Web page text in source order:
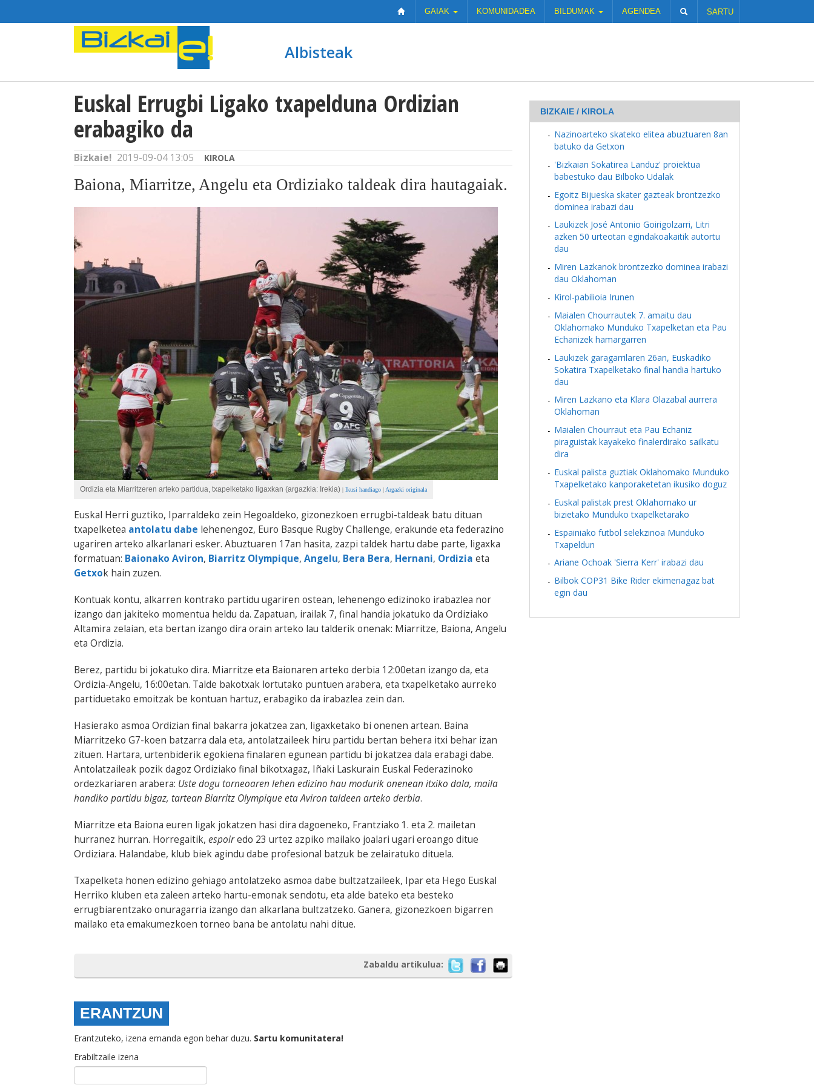
GAIAK KOMUNIDADEA BILDUMAK AGENDEA SARTU
Albisteak
Euskal Errugbi Ligako txapelduna Ordizian
erabagiko da
Bizkaie! 2019-09-04 13:05 KIROLA
Baiona, Miarritze, Angelu eta Ordiziako taldeak dira hautagaiak.
Ordizia eta Miarritzeren arteko partidua, txapelketako ligaxkan (argazkia: Irekia) | Ikusi handiago | Argazki originala
Euskal Herri guztiko, Iparraldeko zein Hegoaldeko, gizonezkoen errugbi-taldeak batu dituan
txapelketea antolatu dabe lehenengoz, Euro Basque Rugby Challenge, erakunde eta federazino
ugariren arteko alkarlanari esker. Abuztuaren 17an hasita, zazpi taldek hartu dabe parte, ligaxka
formatuan: Baionako Aviron, Biarritz Olympique, Angelu, Bera Bera, Hernani, Ordizia eta
Getxok hain zuzen.
Kontuak kontu, alkarren kontrako partidu ugariren ostean, lehenengo edizinoko irabazlea nor
izango dan jakiteko momentua heldu da. Zapatuan, irailak 7, final handia jokatuko da Ordiziako
Altamira zelaian, eta bertan izango dira orain arteko lau talderik onenak: Miarritze, Baiona, Angelu
eta Ordizia.
Berez, partidu bi jokatuko dira. Miarritze eta Baionaren arteko derbia 12:00etan izango da, eta
Ordizia-Angelu, 16:00etan. Talde bakotxak lortutako puntuen arabera, eta txapelketako aurreko
partiduetako emoitzak be kontuan hartuz, erabagiko da irabazlea zein dan.
Hasierako asmoa Ordizian final bakarra jokatzea zan, ligaxketako bi onenen artean. Baina
Miarritzeko G7-koen batzarra dala eta, antolatzaileek hiru partidu bertan behera itxi behar izan
zituen. Hartara, urtenbiderik egokiena finalaren egunean partidu bi jokatzea dala erabagi dabe.
Antolatzaileak pozik dagoz Ordiziako final bikotxagaz, Iñaki Laskurain Euskal Federazinoko
ordezkariaren arabera: Uste dogu torneoaren lehen edizino hau modurik onenean itxiko dala, maila
handiko partidu bigaz, tartean Biarritz Olympique eta Aviron taldeen arteko derbia.
Miarritze eta Baiona euren ligak jokatzen hasi dira dagoeneko, Frantziako 1. eta 2. mailetan
hurranez hurran. Horregaitik, espoiredo 23 urtez azpiko mailako joalari ugari eroango ditue
Ordiziara. Halandabe, klub biek agindu dabe profesional batzuk be zelairatuko dituela.
Txapelketa honen edizino gehiago antolatzeko asmoa dabe bultzatzaileek, Ipar eta Hego Euskal
Herriko kluben eta zaleen arteko hartu-emonak sendotu, eta alde bateko eta besteko
errugbiarentzako onuragarria izango dan alkarlana bultzatzeko. Ganera, gizonezkoen bigarren
mailako eta emakumezkoen torneo bana be antolatu nahi ditue.
Zabaldu artikulua:
ERANTZUN
Erantzuteko, izena emanda egon behar duzu. Sartu komunitatera!
Erabiltzaile izena
BIZKAIE / KIROLA
Nazinoarteko skateko elitea abuztuaren 8an
batuko da Getxon
'Bizkaian Sokatirea Landuz' proiektua
babestuko dau Bilboko Udalak
Egoitz Bijueska skater gazteak brontzezko
dominea irabazi dau
Laukizek José Antonio Goirigolzarri, Litri
azken 50 urteotan egindakoakaitik autortu
dau
Miren Lazkanok brontzezko dominea irabazi
dau Oklahoman
Kirol-pabilioia Irunen
Maialen Chourrautek 7. amaitu dau
Oklahomako Munduko Txapelketan eta Pau
Echanizek hamargarren
Laukizek garagarrilaren 26an, Euskadiko
Sokatira Txapelketako final handia hartuko
dau
Miren Lazkano eta Klara Olazabal aurrera
Oklahoman
Maialen Chourraut eta Pau Echaniz
piraguistak kayakeko finalerdirako sailkatu
dira
Euskal palista guztiak Oklahomako Munduko
Txapelketako kanporaketetan ikusiko doguz
Euskal palistak prest Oklahomako ur
bizietako Munduko txapelketarako
Espainiako futbol selekzinoa Munduko
Txapeldun
Ariane Ochoak 'Sierra Kerr' irabazi dau
Bilbok COP31 Bike Rider ekimenagaz bat
egin dau